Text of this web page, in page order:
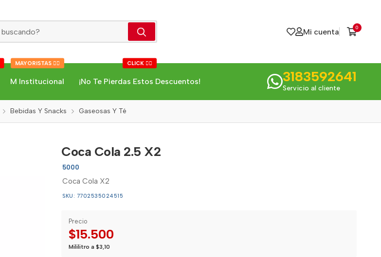
Mi cuenta 0
M Institucional
MAYORISTAS 👇🏻
¡No Te Pierdas Estos Descuentos!
CLICK 👇🏻
3183592641
Servicio al cliente
Bebidas Y Snacks Gaseosas Y Té
Coca Cola 2.5 X2
5000
Coca Cola X2
SKU: 7702535024515
Precio
$15.500
Mililitro a $3,10